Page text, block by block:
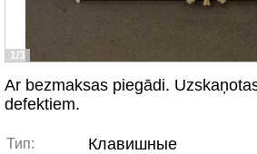
1/3
Ar bezmaksas piegādi.
defektiem.
Тип: Клавишные